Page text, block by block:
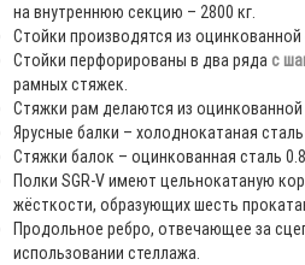
на внутреннюю секцию – 2800 кг.
Стойки производятся из
Стойки перфорированы в два ряда с
рамных стяжек.
Стяжки рам делаются из
Ярусные балки – холоднокатаная
Стяжки балок – оцинкованная сталь
Полки SGR-V имеют цельнокатаную
жёсткости, образующих шесть
Продольное ребро, отвечающее за
использовании стеллажа.